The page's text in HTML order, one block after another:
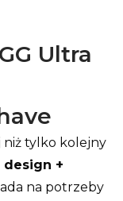
Ultra
niż tylko kolejny
+
na potrzeby